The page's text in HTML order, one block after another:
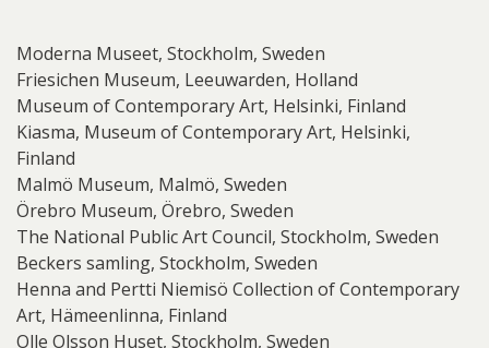
Moderna Museet, Stockholm, Sweden
Friesichen Museum, Leeuwarden, Holland
Museum of Contemporary Art, Helsinki, Finland
Kiasma, Museum of Contemporary Art, Helsinki,
Finland
Malmö Museum, Malmö, Sweden
Örebro Museum, Örebro, Sweden
The National Public Art Council, Stockholm, Sweden
Beckers samling, Stockholm, Sweden
Henna and Pertti Niemisö Collection of Contemporary
Art, Hämeenlinna, Finland
Olle Olsson Huset, Stockholm, Sweden